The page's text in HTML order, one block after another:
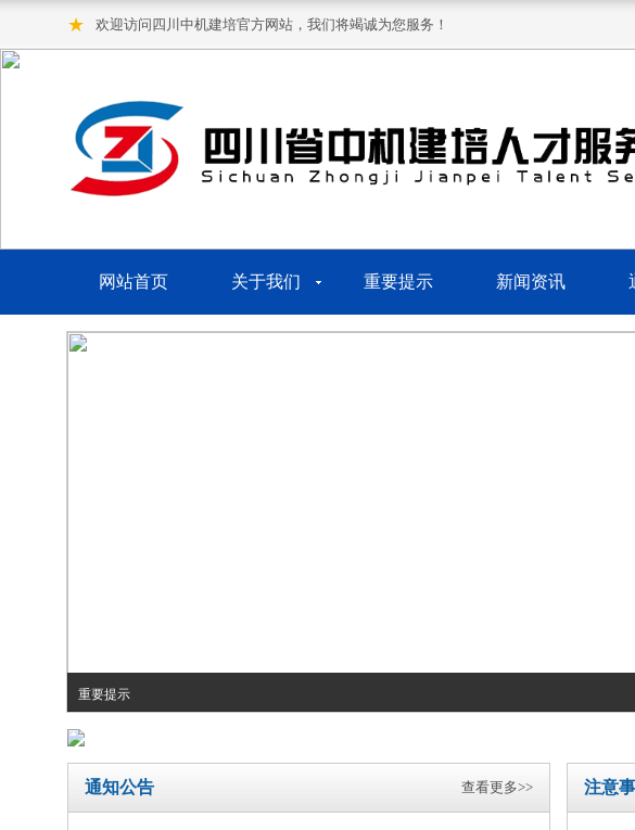
★ 欢迎访问四川中机建培官方网站，我们将竭诚为您服务！
网站首页 关于我们 重要提示 新闻资讯
重要提示
通知公告 查看更多>> 注意